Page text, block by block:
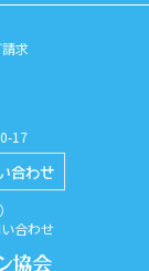
求
17
合わせ